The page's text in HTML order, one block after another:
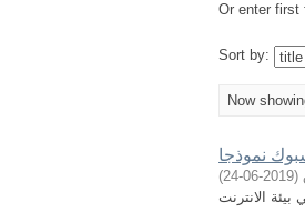
Or enter first
Sort by:
Now
(
2019-06-24
)
الانترنت